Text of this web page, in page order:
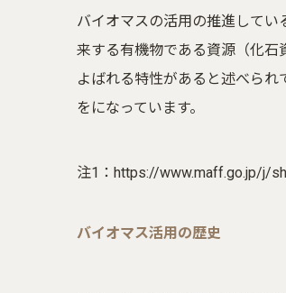
バイオマスの活用の推進して
来する有機物である資源（化石
よばれる特性があると述べら
をになっています。
注1： https://www.maff.go.jp/j/
バイオマス活用の歴史